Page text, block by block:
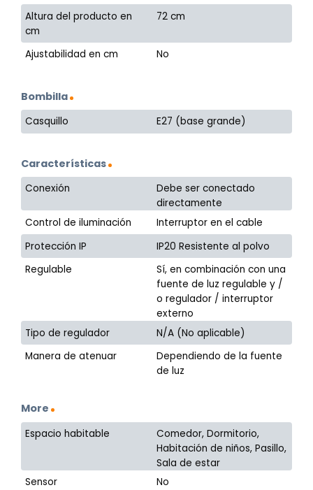
Altura del producto en
cm
72 cm
Ajustabilidad en cm No
Bombilla
Casquillo E27 (base grande)
Características
Conexión
Debe ser conectado
directamente
Control de iluminación
Interruptor en el cable
Protección IP
IP20 Resistente al polvo
Regulable
Sí, en combinación con una
fuente de luz regulable y /
o regulador / interruptor
externo
Tipo de regulador
N/A (No aplicable)
Manera de atenuar
Dependiendo de la fuente
de luz
More
Espacio habitable
Comedor, Dormitorio,
Habitación de niños, Pasillo,
Sala de estar
Sensor
No